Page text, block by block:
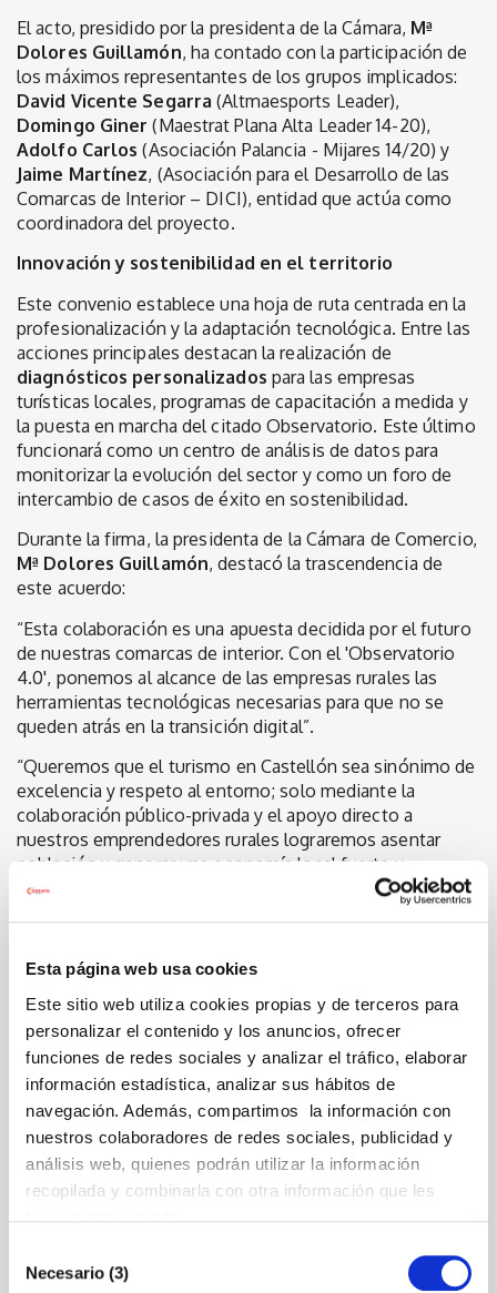
Esta página web usa cookies
Este sitio web utiliza cookies propias y de terceros para
personalizar el contenido y los anuncios, ofrecer
funciones de redes sociales y analizar el tráfico, elaborar
información estadística, analizar sus hábitos de
navegación. Además, compartimos la información con
nuestros colaboradores de redes sociales, publicidad y
análisis web, quienes podrán utilizar la información
recopilada y combinarla con otra información que les
Necesario (3)
El acto, presidido por la presidenta de la Cámara, Mª
Dolores Guillamón, ha contado con la participación de
los máximos representantes de los grupos implicados:
David Vicente Segarra (Altmaesports Leader),
Domingo Giner(Maestrat Plana Alta Leader 14-20),
Adolfo Carlos (Asociación Palancia - Mijares 14/20) y
Jaime Martínez, (Asociación para el Desarrollo de las
Comarcas de Interior – DICI), entidad que actúa como
coordinadora del proyecto.
Innovación y sostenibilidad en el territorio
Este convenio establece una hoja de ruta centrada en la
profesionalización y la adaptación tecnológica. Entre las
acciones principales destacan la realización de
diagnósticos personalizados para las empresas
turísticas locales, programas de capacitación a medida y
la puesta en marcha del citado Observatorio. Este último
funcionará como un centro de análisis de datos para
monitorizar la evolución del sector y como un foro de
intercambio de casos de éxito en sostenibilidad.
Durante la firma, la presidenta de la Cámara de Comercio,
Mª Dolores Guillamón, destacó la trascendencia de
este acuerdo:
“Esta colaboración es una apuesta decidida por el futuro
de nuestras comarcas de interior. Con el 'Observatorio
4.0', ponemos al alcance de las empresas rurales las
herramientas tecnológicas necesarias para que no se
queden atrás en la transición digital”.
“Queremos que el turismo en Castellón sea sinónimo de
excelencia y respeto al entorno; solo mediante la
colaboración público-privada y el apoyo directo a
nuestros emprendedores rurales lograremos asentar
población y generar una economía local fuerte y
competitiva", ha añadido.
Un modelo alineado con las ayudas LEADER
El proyecto, enmarcado en las ayudas LEADER, busca
responder a los desafíos actuales del sector,
promoviendo un modelo turístico que sea, a la vez,
innovador y respetuoso con el medio ambiente. Esta
alianza refuerza la red de colaboración entre las
entidades territoriales de Castellón, consolidando el
turismo sostenible como el principal motor de
dinamización económica y social para las zonas de
interior.